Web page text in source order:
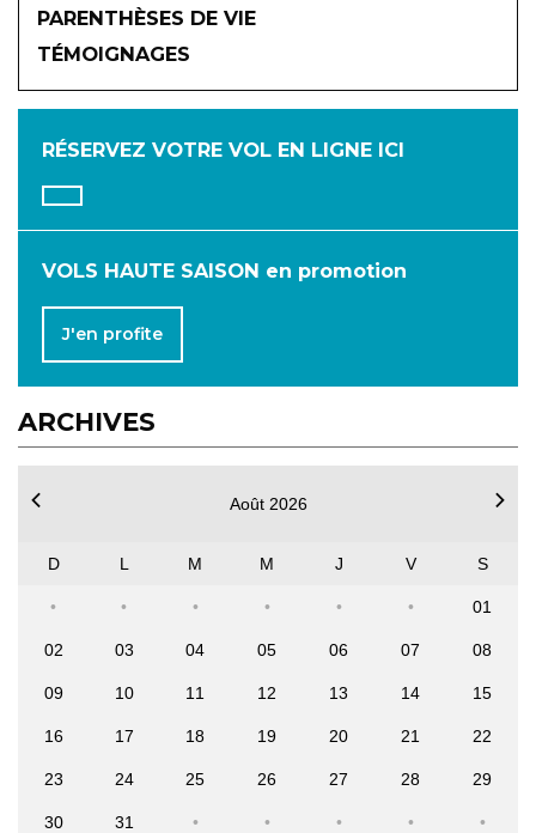
PARENTHÈSES DE VIE
TÉMOIGNAGES
RÉSERVEZ VOTRE VOL EN LIGNE ICI
VOLS HAUTE SAISON en promotion
J'en profite
ARCHIVES
JANVIER
AVRIL MAI JUIN
JUILLET AOÛT SEPTEMBRE
OCTOBRE
Août 2026
D L M M J V S
01
02 03 04 05 06 07 08
09 10 11 12 13 14 15
16 17 18 19 20 21 22
23 24 25 26 27 28 29
30 31